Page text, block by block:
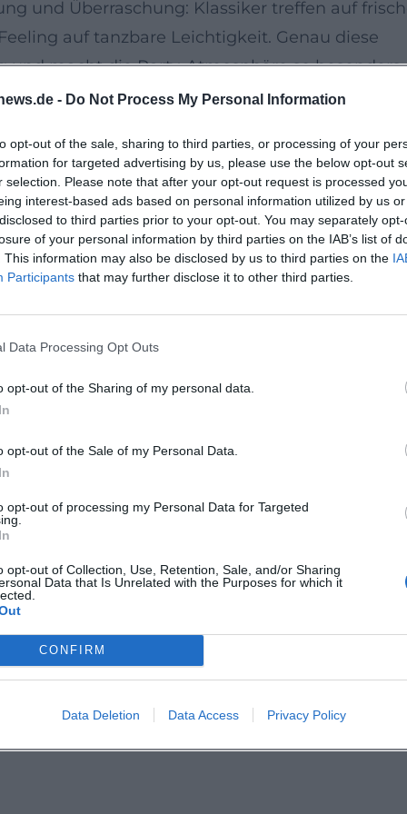
- Do Not Process My Personal Information
opt-out of the sale, sharing to third parties, or processing of your
for targeted advertising by us, please use the below opt-out
selection. Please note that after your opt-out request is processed
interest-based ads based on personal information utilized by us
to third parties prior to your opt-out. You may separately
of your personal information by third parties on the IAB’s list of
This information may also be disclosed by us to third parties on the
Participants that may further disclose it to other third parties.
Data Processing Opt Outs
opt-out of the Sharing of my personal data.
opt-out of the Sale of my Personal Data.
opt-out of processing my Personal Data for Targeted
opt-out of Collection, Use, Retention, Sale, and/or Sharing
Data that Is Unrelated with the Purposes for which it
CONFIRM
Data Deletion Data Access Privacy Policy
und Überraschung: Klassiker treffen auf
auf tanzbare Leichtigkeit. Genau diese
macht die Party-Atmosphäre so besonders.
aus dem Zusammenspiel von Sound-System,
und die Übergänge fließen, verdichtet sich
mehr nur zuschaut. Dann zählt nur noch
mitten in einer lebendigen Nachtkultur zu
direkt in Bahnhofsnähe. Laut
eine Rampe erreichbar, der Parkplatz liegt
rund 400 Gäste in der Disco bietet der Club
Partynacht mit Nähe zur Tanzfläche und
voller musikalischer Überraschungen,
Lust auf ein Cluberlebnis mit Charakter
Rocketclub Landshut